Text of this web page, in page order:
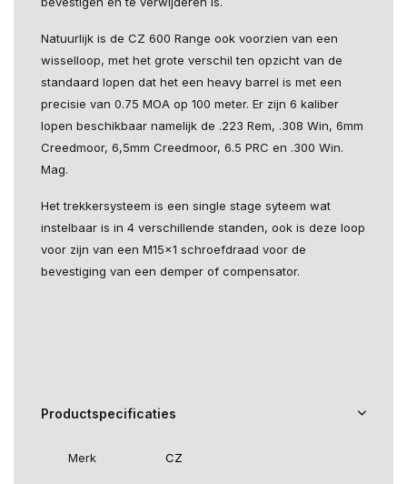
Natuurlijk is de CZ 600 Range ook voorzien van een
wisselloop, met het grote verschil ten opzicht van de
standaard lopen dat het een heavy barrel is met een
precisie van 0.75 MOA op 100 meter. Er zijn 6 kaliber
lopen beschikbaar namelijk de .223 Rem, .308 Win, 6mm
Creedmoor, 6,5mm Creedmoor, 6.5 PRC en .300 Win.
Mag.
Het trekkersysteem is een single stage syteem wat
instelbaar is in 4 verschillende standen, ook is deze loop
voor zijn van een M15x1 schroefdraad voor de
bevestiging van een demper of compensator.
Productspecificaties
Merk CZ